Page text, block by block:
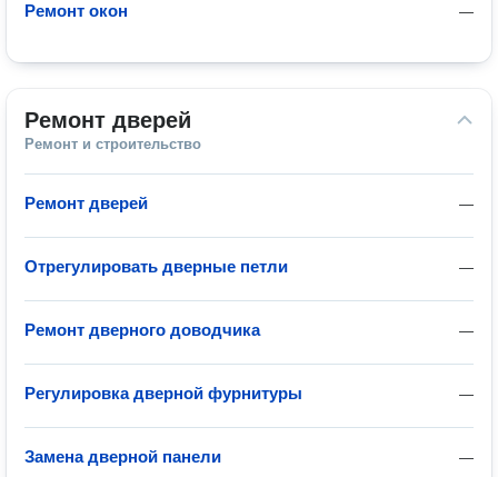
—
Ремонт окон
Ремонт дверей
Ремонт и строительство
—
Ремонт дверей
—
Отрегулировать дверные петли
—
Ремонт дверного доводчика
—
Регулировка дверной фурнитуры
—
Замена дверной панели